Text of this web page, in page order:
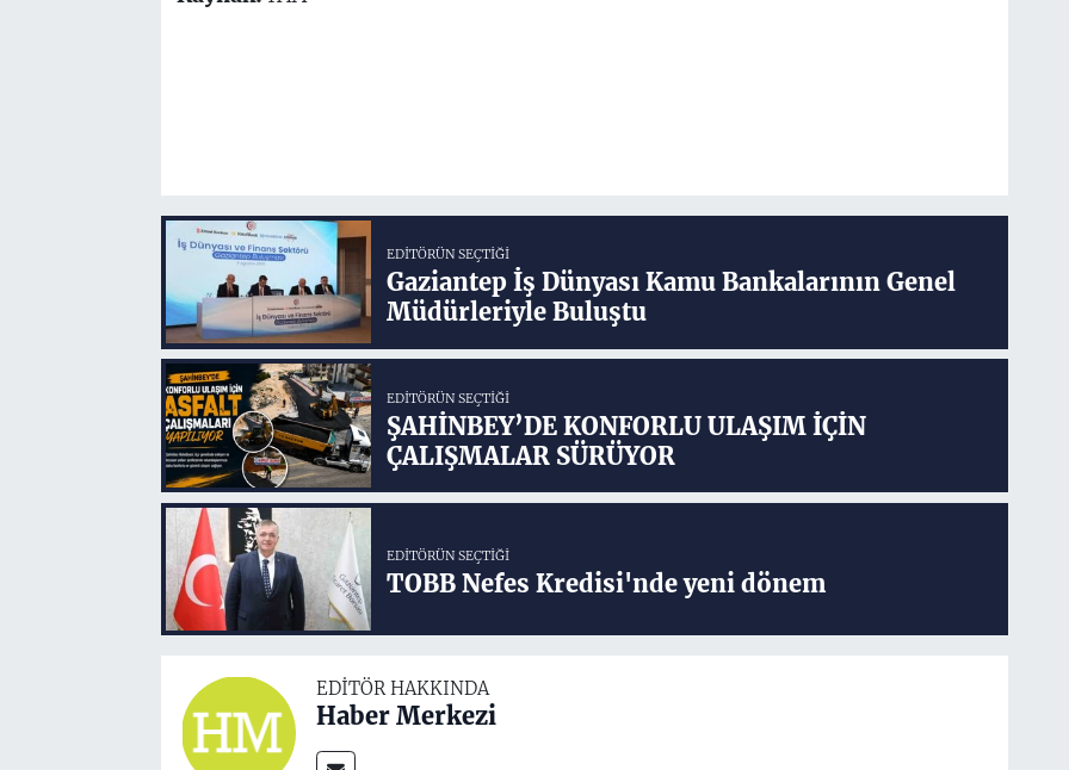
EDITÖRÜN SEÇTIĞI
Gaziantep İş Dünyası Kamu Bankalarının Genel
Müdürleriyle Buluştu
EDITÖRÜN SEÇTIĞI
ŞAHİNBEY’DE KONFORLU ULAŞIM İÇİN
ÇALIŞMALAR SÜRÜYOR
EDITÖRÜN SEÇTIĞI
TOBB Nefes Kredisi'nde yeni dönem
EDITÖR HAKKINDA
Haber Merkezi